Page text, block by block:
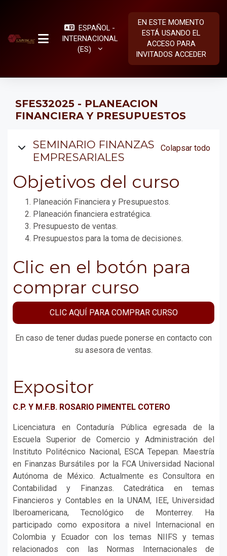
PANEL LATERAL
ESPAÑOL -
INTERNACIONAL
‎(ES)‎
EN ESTE MOMENTO
ESTÁ USANDO EL
ACCESO PARA
INVITADOSACCEDER
SFES32025 - PLANEACION
FINANCIERA Y PRESUPUESTOS
Diagrama de temas
SEMINARIO FINANZAS
EMPRESARIALES
Colapsar todo
Objetivos del curso
Planeación Financiera y Presupuestos.
Planeación financiera estratégica.
Presupuesto de ventas.
Presupuestos para la toma de decisiones.
Clic en el botón para
comprar curso
CLIC AQUÍ PARA COMPRAR CURSO
En caso de tener dudas puede ponerse en contacto con
su asesora de ventas.
Expositor
C.P. Y M.F.B. ROSARIO PIMENTEL COTERO
Licenciatura en Contaduría Pública egresada de la
Escuela Superior de Comercio y Administración del
Instituto Politécnico Nacional, ESCA Tepepan. Maestría
en Finanzas Bursátiles por la FCA Universidad Nacional
Autónoma de México. Actualmente es Consultora en
Contabilidad y Finanzas. Catedrática en temas
Financieros y Contables en la UNAM, IEE, Universidad
Iberoamericana, Tecnológico de Monterrey. Ha
participado como expositora a nivel Internacional en
Colombia y Ecuador con los temas NIIFS y temas
relacionados con las Normas Internacionales de